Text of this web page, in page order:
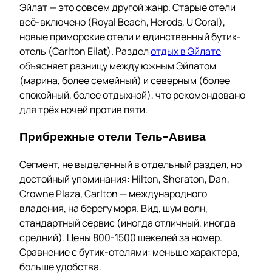
Эйлат — это совсем другой жанр. Старые отели
всё-включено (Royal Beach, Herods, U Coral),
новые приморские отели и единственный бутик-
отель (Carlton Eilat). Разделотдых в Эйлате
объясняет разницу между южным Эйлатом
(марина, более семейный) и северным (более
спокойный, более отдыхной), что рекомендовано
для трёх ночей против пяти.
Прибрежные отели Тель-Авива
Сегмент, не выделенный в отдельный раздел, но
достойный упоминания: Hilton, Sheraton, Dan,
Crowne Plaza, Carlton — международного
владения, на берегу моря. Вид, шум волн,
стандартный сервис (иногда отличный, иногда
средний). Цены 800-1500 шекелей за номер.
Сравнение с бутик-отелями: меньше характера,
больше удобства.